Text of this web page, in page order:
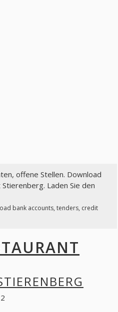
offene Stellen. Download
Laden Sie den
bank accounts, tenders, credit